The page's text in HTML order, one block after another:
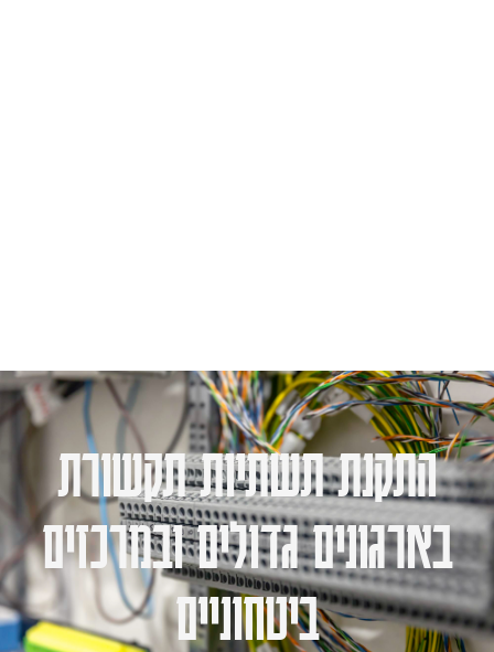
התקנת תשתיות תקשורת
בארגונים גדולים ובמרכזים
ביטחוניים